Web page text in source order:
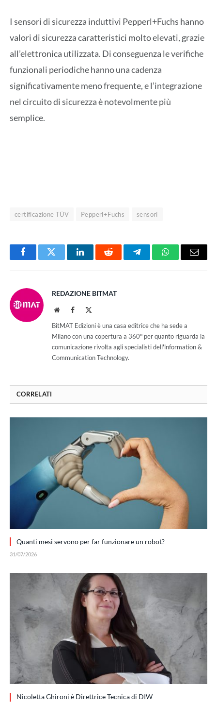
I sensori di sicurezza induttivi Pepperl+Fuchs hanno
valori di sicurezza caratteristici molto elevati, grazie
all’elettronica utilizzata. Di conseguenza le verifiche
funzionali periodiche hanno una cadenza
significativamente meno frequente, e l’integrazione
nel circuito di sicurezza è notevolmente più
semplice.
certificazione TÜV Pepperl+Fuchs sensori
FacebookTwitter LinkedInReddit TelegramWhatsAppEmail
REDAZIONE BITMAT
WebsiteFacebook
BitMAT Edizioni è una casa editrice che ha sede a
Milano con una copertura a 360° per quanto riguarda la
comunicazione rivolta agli specialisti dell'lnformation &
Communication Technology.
CORRELATI
Quanti mesi servono per far funzionare un robot?
31/07/2026
Nicoletta Ghironi è Direttrice Tecnica di DIW